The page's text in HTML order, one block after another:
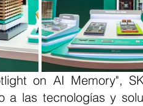
a las tecnologías y